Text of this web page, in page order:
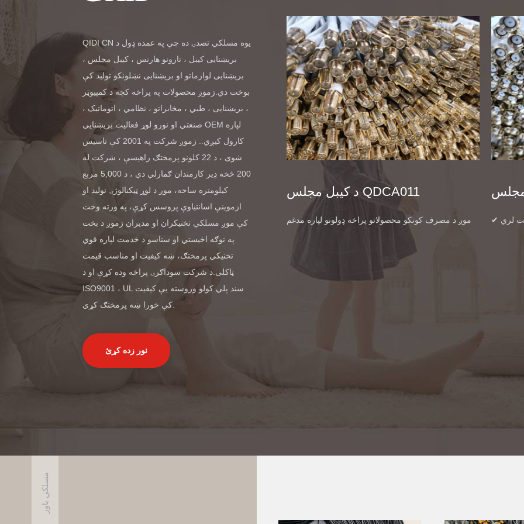
QIDI CN یوه مسلکي تصدۍ ده چې په عمده ډول د
بریښنایی کیبل ، تارونو هارنس ، کیبل مجلس ،
بریښنایی لوازماتو او بریښنایی نښلونکو تولید کې
بوخت دي.زموږ محصولات په پراخه کچه د کمپیوټر
، بریښنایی ، طبي ، مخابراتو ، نظامي ، اتوماتیک ،
صنعتي او نورو لوړ فعالیت بریښنایی OEM لپاره
کارول کیږي.. زموږ شرکت په 2001 کې تاسیس
شوی ، د 22 کلونو پرمختګ راهیسې ، شرکت له
200 څخه ډیر کارمندان ګمارلي دي ، د 5,000 مربع
کیلومتره ساحه، موږ د لوړ ټیکنالوژۍ تولید او
ازموینې اسانتیاوې پروسس کړې، په ورته وخت
کې موږ مسلکي تخنیکران او مدیران زموږ د بخت
په توګه اخیستي او ستاسو د خدمت لپاره قوي
تخنیکي پرمختګ، ښه کیفیت او مناسب قیمت
ټاکلی.د شرکت سوداګرۍ پراخه وده کړې او د
ISO9001 ، UL سند پلي کولو وروسته یې کیفیت
نور زده کړئ
د کیبل مجلس QDCA011
موږ د مصرف کونکو محصولاتو پراخه ډولونو لپاره مدغم
کیبل / تار هارنس تولید او عرضه کوو ، لکه: ①RG6
RG174 RG8 RG142 RG58 RG213 PE/PVC جاکټ IP
Coaxial Coaxial ③LMR 600-etflrpc jackable PE SMA
✔ د ټولو هیلیم ماینرونو سره مطابقت لري: RP-SMA
مسلکي باور